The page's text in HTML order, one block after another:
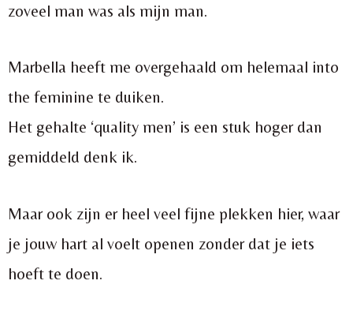
zoveel man was als mijn man.
Marbella heeft me overgehaald om helemaal into
the feminine te duiken.
Het gehalte ‘quality men’ is een stuk hoger dan
gemiddeld denk ik.
Maar ook zijn er heel veel fijne plekken hier, waar
je jouw hart al voelt openen zonder dat je iets
hoeft te doen.